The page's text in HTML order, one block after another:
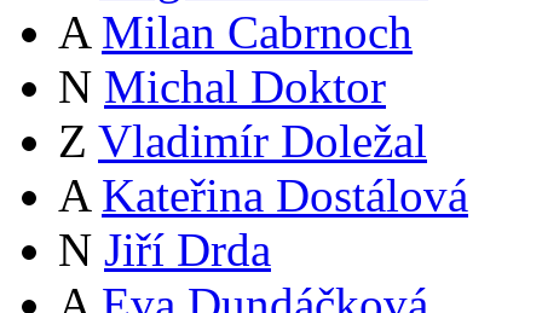
A Milan Cabrnoch
N Michal Doktor
Z Vladimír Doležal
A Kateřina Dostálová
N Jiří Drda